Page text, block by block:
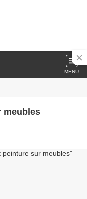
MENU
meubles